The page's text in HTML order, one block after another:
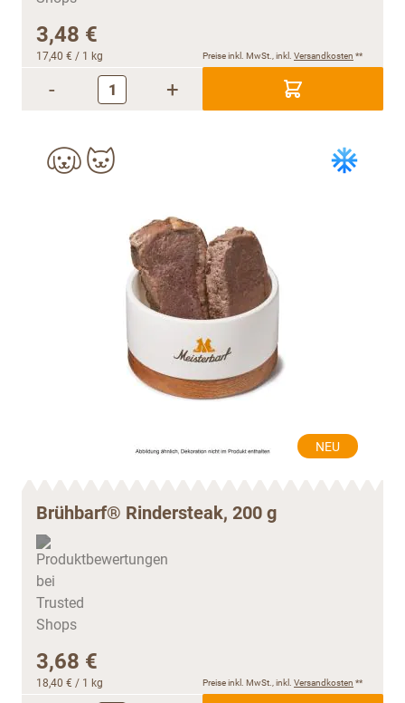
3,48 €
17,40 € / 1 kg Preise inkl. MwSt., inkl. Versandkosten **
- +
NEU
Brühbarf® Rindersteak, 200 g
3,68 €
18,40 € / 1 kg Preise inkl. MwSt., inkl. Versandkosten **